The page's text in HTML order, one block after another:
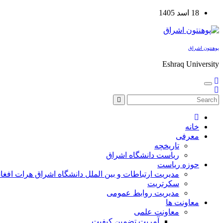
Skip
content
18 اسد 1405
پوهنتون اشراق
Eshraq University
خانه
معرفی
تاریخچه
ریاست دانشگاه اشراق
حوزه ریاست
مدیریت ارتباطات و بین الملل دانشگاه اشراق هرات
سکرتریت
مدیریت روابط عمومی
معاونت ها
معاونت علمی
آمریت تضمین کیفیت